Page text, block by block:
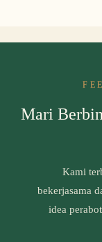
Mari
Kami
bekerjasama
idea